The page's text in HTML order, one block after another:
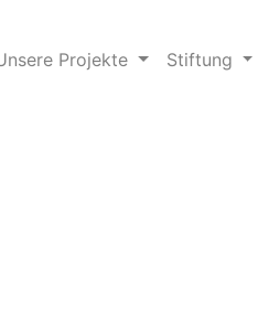
Projekte Stiftung